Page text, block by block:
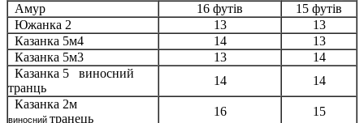
Амур
16 футів
15 футів
Южанка 2
13
13
Казанка 5м4
14
13
Казанка 5м3
13
14
Казанка 5 виносний
транць
14
14
Казанка 2м
виносний транець
16
15